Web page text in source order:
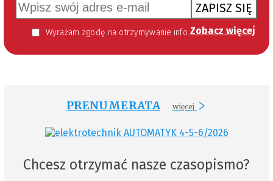
ZAPISZ SIĘ
Wyrażam zgodę na otrzymywanie informacji handlowej kierowanej do mnie za pomocą środków komunikacji elektronicznej w szczególności poczty elektronicznej zgodnie z przepisem art. 10 ust 2 ustawy z dnia 18 lipca 2002 roku o świadczeniu usług drogą elektroniczną (Dz. U. 144 z 2002 r. poz. 1204). Zgoda jest dobrowolna, jednak jej wyrażenie jest konieczne, aby otrzymywać newsletter. Zobacz więcej
PRENUMERATA więcej
Chcesz otrzymać nasze czasopismo?